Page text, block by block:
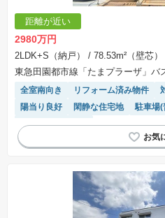
距離が近い
2980万円
2LDK+S（納戸） / 78.53m²（壁芯）
東急田園都市線「たまプラーザ」バ
全室南向き リフォーム済み物件
陽当り良好
閑静な住宅地
駐車場(
システムキッチン